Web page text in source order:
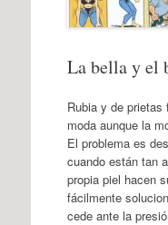
La bella y el
Rubia y de
moda aunque la
El problema es
cuando están tan
propia piel hacen
fácilmente
cede ante la